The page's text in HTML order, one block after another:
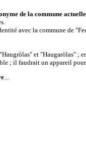
de la commune
avec la commune de
et "Haugaròlas" ;
il faudrait un appareil pour
...